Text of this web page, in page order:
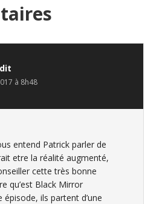
dit
à 8h48
entend Patrick parler de
etre la réalité augmenté,
cette très bonne
qu’est Black Mirror
épisode, ils partent d’une